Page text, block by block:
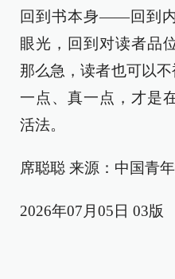
回到书本身——回到
眼光，回到对读者品
那么急，读者也可以
一点、真一点，才是
活法。
席聪聪 来源：中国青
2026年07月05日 03版